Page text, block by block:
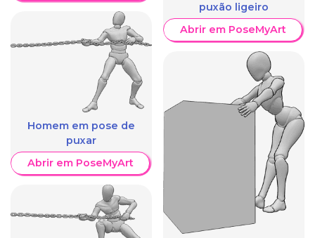
Homem em pose de
puxar
Abrir em PoseMyArt
puxão ligeiro
Abrir em PoseMyArt